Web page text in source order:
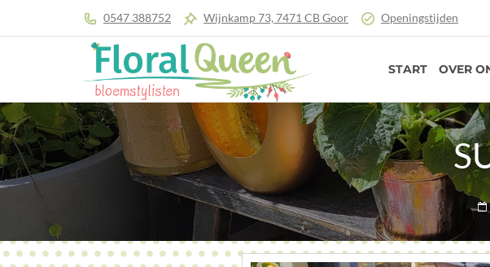
0547 388752 Wijnkamp 73, 7471 CB Goor Openingstijden
START OVER